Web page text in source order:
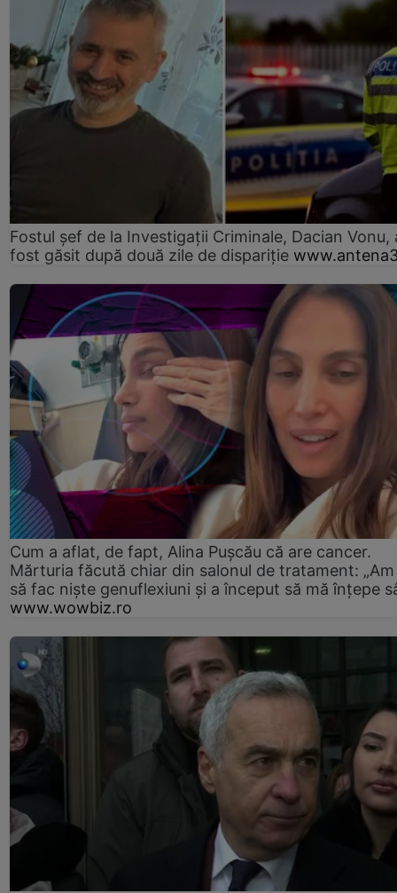
Fostul șef de la Investigații Criminale, Dacian Vonu,
fost găsit după două zile de dispariţie
Cum a aflat, de fapt, Alina Pușcău că are cancer.
Mărturia făcută chiar din salonul de tratament:
să fac niște genuflexiuni și a început să mă înțepe
www.wowbiz.ro